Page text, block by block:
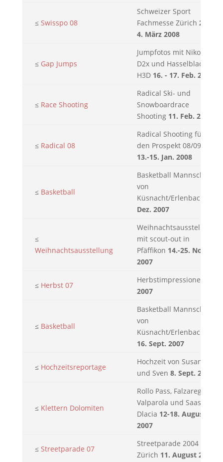
≤ Swisspo 08
Schweizer Sport
Fachmesse Zürich 2. -
4. März 2008
≤ Gap Jumps
Jumpfotos mit Nikon
D2x und Hasselblad
H3D 16. - 17. Feb. 2008
≤ Race Shooting
Radical Ski- und
Snowboardrace
Shooting 11. Feb. 2008
≤ Radical 08
Radical Shooting für
den Prospekt 08/09
13.-15. Jan. 2008
≤ Basketball
Basketball Mannschaft
von
Küsnacht/Erlenbach
Dez. 2007
≤
Weihnachtsausstellung
Weihnachtsausstellung
mit scout-out in
Pfäffikon 14.-25. Nov.
2007
≤ Herbst 07
Herbstimpressionen
2007
≤ Basketball
Basketball Mannschaft
von
Küsnacht/Erlenbach
16. Sept. 2007
≤ Hochzeitsreportage
Hochzeit von Susanne
und Sven 8. Sept. 2007
≤ Klettern Dolomiten
Rollo Pass, Falzarego,
Valparola und Saas
Dlacia 12-18. August
2007
≤ Streetparade 07
Streetparade 2004 in
Zürich 11. August 2007